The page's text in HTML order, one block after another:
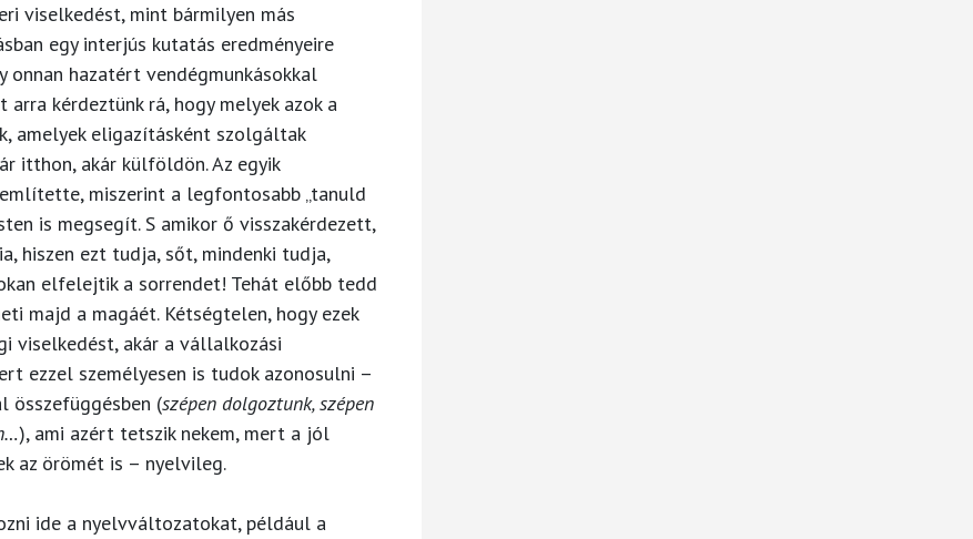
viselkedést, mint bármilyen más
egy interjús kutatás eredményeire
hazatért vendégmunkásokkal
kérdeztünk rá, hogy melyek azok a
amelyek eligazításként szolgáltak
itthon, akár külföldön. Az egyik
miszerint a legfontosabb „tanuld
is megsegít. S amikor ő visszakérdezett,
hiszen ezt tudja, sőt, mindenki tudja,
elfelejtik a sorrendet! Tehát előbb tedd
majd a magáét. Kétségtelen, hogy ezek
viselkedést, akár a vállalkozási
ezzel személyesen is tudok azonosulni –
összefüggésben (szépen dolgoztunk, szépen
), ami azért tetszik nekem, mert a jól
az örömét is – nyelvileg.
ide a nyelvváltozatokat, például a